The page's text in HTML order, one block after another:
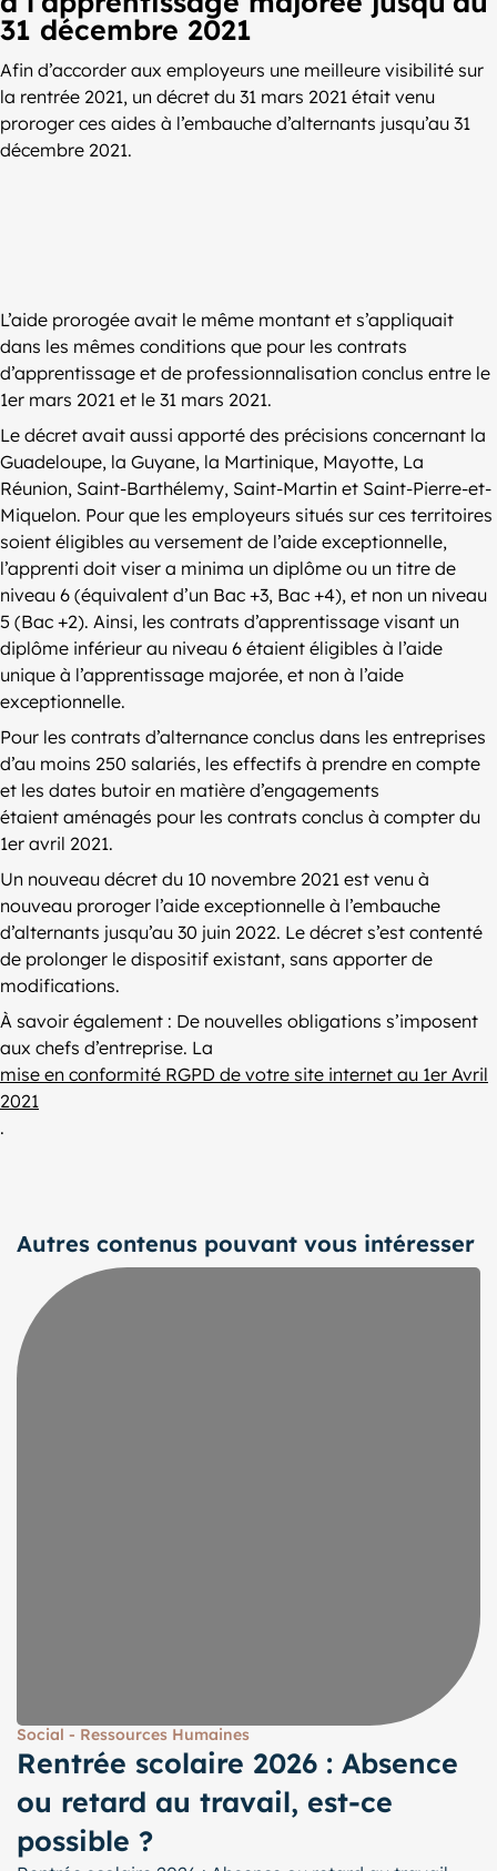
31 décembre 2021
Afin d’accorder aux employeurs une meilleure visibilité sur
la rentrée 2021, un décret du 31 mars 2021 était venu
proroger ces aides à l’embauche d’alternants jusqu’au 31
décembre 2021.
L’aide prorogée avait le même montant et s’appliquait
dans les mêmes conditions que pour les contrats
d’apprentissage et de professionnalisation conclus entre le
1er mars 2021 et le 31 mars 2021.
Le décret avait aussi apporté des précisions concernant la
Guadeloupe, la Guyane, la Martinique, Mayotte, La
Réunion, Saint-Barthélemy, Saint-Martin et Saint-Pierre-et-
Miquelon. Pour que les employeurs situés sur ces territoires
soient éligibles au versement de l’aide exceptionnelle,
l’apprenti doit viser a minima un diplôme ou un titre de
niveau 6 (équivalent d’un Bac +3, Bac +4), et non un niveau
5 (Bac +2). Ainsi, les contrats d’apprentissage visant un
diplôme inférieur au niveau 6 étaient éligibles à l’aide
unique à l’apprentissage majorée, et non à l’aide
exceptionnelle.
Pour les contrats d’alternance conclus dans les entreprises
d’au moins 250 salariés, les effectifs à prendre en compte
et les dates butoir en matière d’engagements
étaient aménagés pour les contrats conclus à compter du
1er avril 2021.
Un nouveau décret du 10 novembre 2021 est venu à
nouveau proroger l’aide exceptionnelle à l’embauche
d’alternants jusqu’au 30 juin 2022. Le décret s’est contenté
de prolonger le dispositif existant, sans apporter de
modifications.
À savoir également : De nouvelles obligations s’imposent
aux chefs d’entreprise. La
mise en conformité RGPD de votre site internet au 1er Avril
2021
.
Autres contenus pouvant vous intéresser
Social - Ressources Humaines
Rentrée scolaire 2026 : Absence
ou retard au travail, est-ce
possible ?